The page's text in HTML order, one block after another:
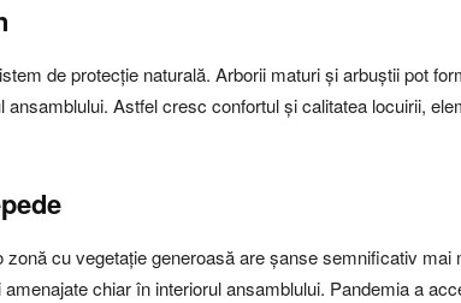
de protecție naturală. Arborii maturi și arbuștii pot
Astfel cresc confortul și calitatea locuirii,
cu vegetație generoasă are șanse semnificativ
chiar în interiorul ansamblului. Pandemia a